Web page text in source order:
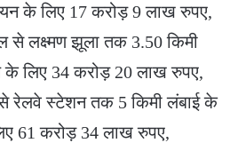
के लिए 17 करोड़ 9 लाख रुपए,
से लक्ष्मण झूला तक 3.50 किमी
के लिए 34 करोड़ 20 लाख रुपए,
रेलवे स्टेशन तक 5 किमी लंबाई के
61 करोड़ 34 लाख रुपए,